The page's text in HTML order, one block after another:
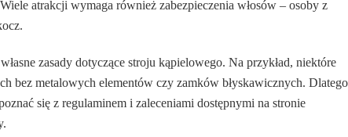
atrakcji wymaga również zabezpieczenia włosów – osoby z
zasady dotyczące stroju kąpielowego. Na przykład, niektóre
bez metalowych elementów czy zamków błyskawicznych. Dlatego
się z regulaminem i zaleceniami dostępnymi na stronie